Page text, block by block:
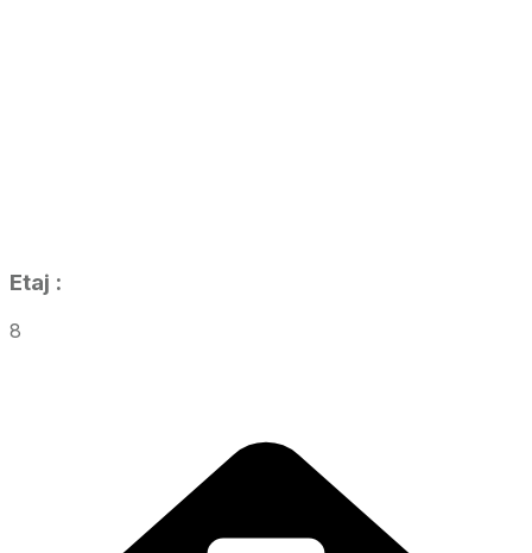
Etaj :
8